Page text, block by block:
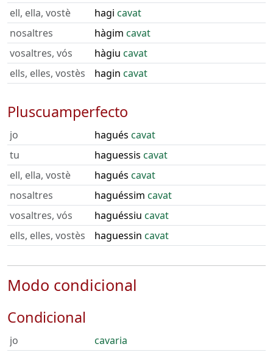
ell, ella, vostè
hagi cavat
nosaltres
hàgim cavat
vosaltres, vós
hàgiu cavat
ells, elles, vostès
hagin cavat
Pluscuamperfecto
jo hagués cavat
tu
haguessis cavat
ell, ella, vostè
hagués cavat
nosaltres
haguéssim cavat
vosaltres, vós
haguéssiu cavat
ells, elles, vostès
haguessin cavat
Modo condicional
Condicional
jo
cavaria